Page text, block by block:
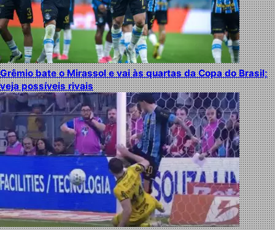
Grêmio bate o Mirassol e vai às quartas da Copa do Brasil;
veja possíveis rivais